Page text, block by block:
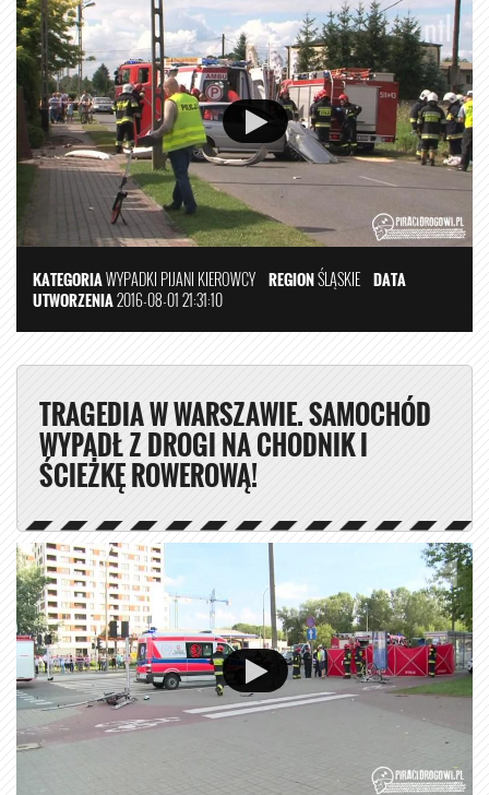
KATEGORIAWYPADKI PIJANI KIEROWCY REGIONŚLĄSKIE DATA
UTWORZENIA2016-08-01 21:31:10
TRAGEDIA W WARSZAWIE. SAMOCHÓD
WYPADŁ Z DROGI NA CHODNIK I
ŚCIEŻKĘ ROWEROWĄ!